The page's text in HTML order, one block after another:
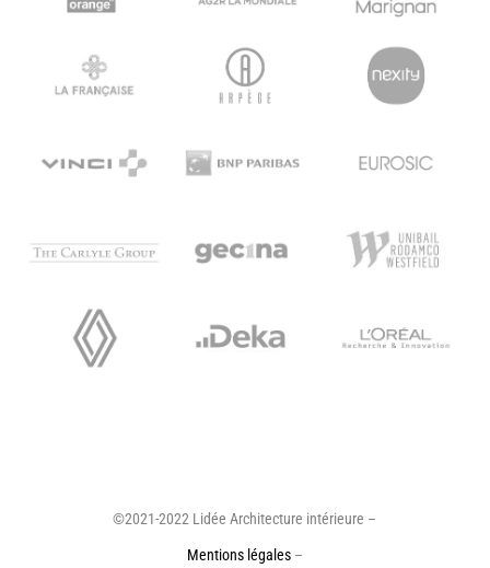
©2021-2022 Lidée Architecture intérieure –
Mentions légales–